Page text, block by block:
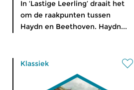
In ‘Lastige Leerling’ draait het
om de raakpunten tussen
Haydn en Beethoven. Haydn...
Klassiek